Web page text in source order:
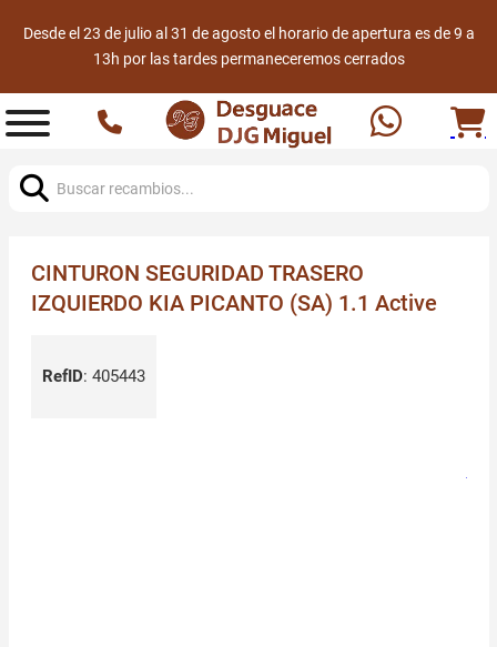
Desde el 23 de julio al 31 de agosto el horario de apertura es de 9 a
13h por las tardes permaneceremos cerrados
CINTURON SEGURIDAD TRASERO
IZQUIERDO KIA PICANTO (SA) 1.1 Active
RefID: 405443